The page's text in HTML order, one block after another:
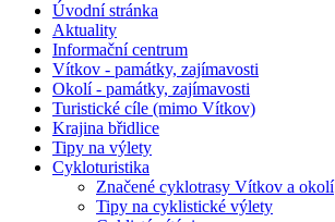
Úvodní stránka
Aktuality
Informační centrum
Vítkov - památky, zajímavosti
Okolí - památky, zajímavosti
Turistické cíle (mimo Vítkov)
Krajina břidlice
Tipy na výlety
Cykloturistika
Značené cyklotrasy Vítkov a okolí
Tipy na cyklistické výlety